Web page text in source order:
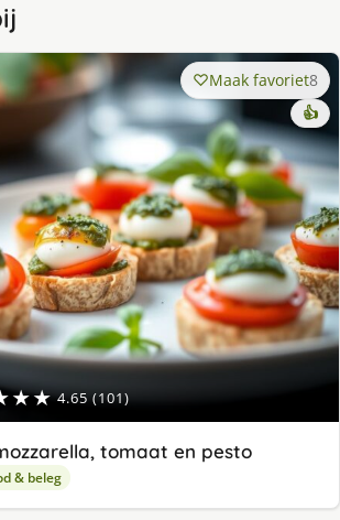
4.65 (101)
Maak favoriet8
👍
tomaat en pesto
& beleg